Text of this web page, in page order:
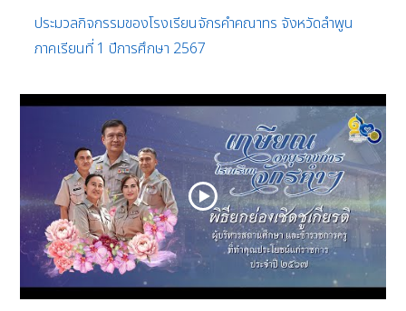
ประมวลกิจกรรมของโรงเรียนจักรคำคณาทร จังหวัดลำพูน
ภาคเรียนที่ 1 ปีการศึกษา 2567